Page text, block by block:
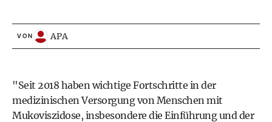
VON APA
"Seit 2018 haben wichtige Fortschritte in der
medizinischen Versorgung von Menschen mit
Mukoviszidose, insbesondere die Einführung und der